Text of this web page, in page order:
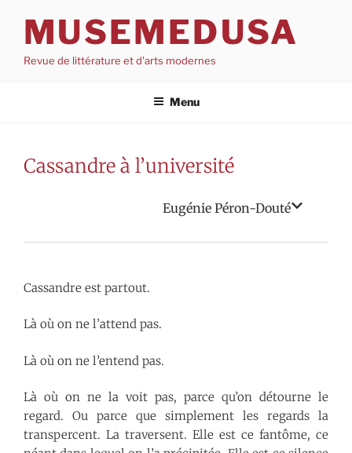
contenuMUSEMEDUSA
Revue de littérature et d'arts modernes
Menu
Cassandre à l’université
Eugénie Péron-Douté
Cassandre est partout.
Là où on ne l’attend pas.
Là où on ne l’entend pas.
Là où on ne la voit pas, parce qu’on détourne le
regard. Ou parce que simplement les regards la
transpercent. La traversent. Elle est ce fantôme, ce